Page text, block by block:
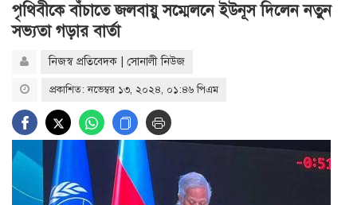
পৃথিবীকে বাঁচাতে জলবায়ু সম্মেলনে ইউনূস দিলেন নতুন
সভ্যতা গড়ার বার্তা
নিজস্ব প্রতিবেদক | সোনালী নিউজ
প্রকাশিত: নভেম্বর ১৩, ২০২৪, ০১:৪৬ পিএম